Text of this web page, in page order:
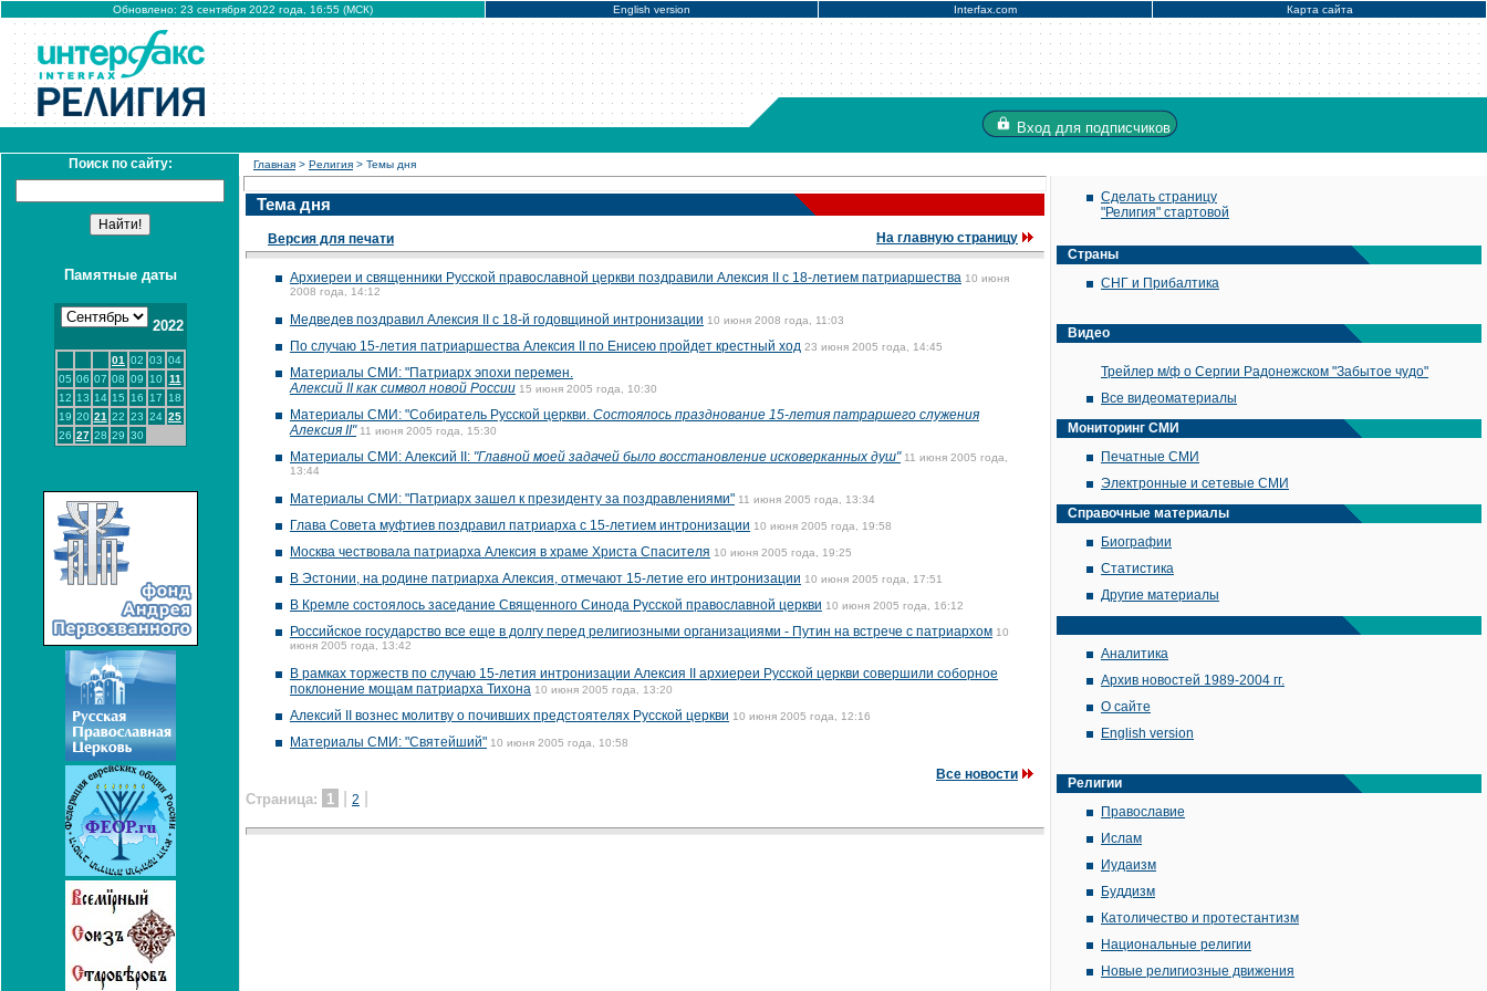
Обновлено: 23 сентября 2022 года, 16:55 (МСК) English version Interfax.com Карта сайта
Вход для подписчиков
Поиск по сайту:
Памятные даты
2022
01 02 03 04
05 06 07 08 09 10
11
12 13 14 15 16 17
18
19 20 21 22 23 24 25
26 27 28 29 30
Главная > Религия > Темы дня
Тема дня
Версия для печати На главную страницу
Архиереи и священники Русской православной церкви поздравили Алексия II с 18-летием патриаршества 10 июня
2008 года, 14:12
Медведев поздравил Алексия II с 18-й годовщиной интронизации 10 июня 2008 года, 11:03
По случаю 15-летия патриаршества Алексия II по Енисею пройдет крестный ход 23 июня 2005 года, 14:45
Материалы СМИ: "Патриарх эпохи перемен.
Алексий II как символ новой России 15 июня 2005 года, 10:30
Материалы СМИ: "Собиратель Русской церкви. Состоялось празднование 15-летия патраршего служения
Алексия II" 11 июня 2005 года, 15:30
Материалы СМИ: Алексий II: "Главной моей задачей было восстановление исковерканных душ" 11 июня 2005 года,
13:44
Материалы СМИ: "Патриарх зашел к президенту за поздравлениями" 11 июня 2005 года, 13:34
Глава Совета муфтиев поздравил патриарха с 15-летием интронизации 10 июня 2005 года, 19:58
Москва чествовала патриарха Алексия в храме Христа Спасителя 10 июня 2005 года, 19:25
В Эстонии, на родине патриарха Алексия, отмечают 15-летие его интронизации 10 июня 2005 года, 17:51
В Кремле состоялось заседание Священного Синода Русской православной церкви 10 июня 2005 года, 16:12
Российское государство все еще в долгу перед религиозными организациями - Путин на встрече с патриархом 10
июня 2005 года, 13:42
В рамках торжеств по случаю 15-летия интронизации Алексия II архиереи Русской церкви совершили соборное
поклонение мощам патриарха Тихона 10 июня 2005 года, 13:20
Алексий II вознес молитву о почивших предстоятелях Русской церкви 10 июня 2005 года, 12:16
Материалы СМИ: "Святейший" 10 июня 2005 года, 10:58
Все новости
Страница: 1 2
Сделать страницу
"Религия" стартовой
Страны
СНГ и Прибалтика
Видео
Трейлер м/ф о Сергии Радонежском "Забытое чудо"
Все видеоматериалы
Мониторинг СМИ
Печатные СМИ
Электронные и сетевые СМИ
Справочные материалы
Биографии
Статистика
Другие материалы
Аналитика
Архив новостей 1989-2004 гг.
О сайте
English version
Религии
Православие
Ислам
Иудаизм
Буддизм
Католичество и протестантизм
Национальные религии
Новые религиозные движения